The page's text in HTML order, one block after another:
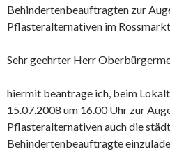
Behindertenbeauftragten zur
Pflasteralternativen im
Sehr geehrter Herr
hiermit beantrage ich, beim
15.07.2008 um 16.00 Uhr zur
Pflasteralternativen auch die
Behindertenbeauftragte